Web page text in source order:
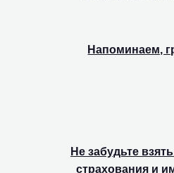
Напоминаем,
Не забудьте
страхования и